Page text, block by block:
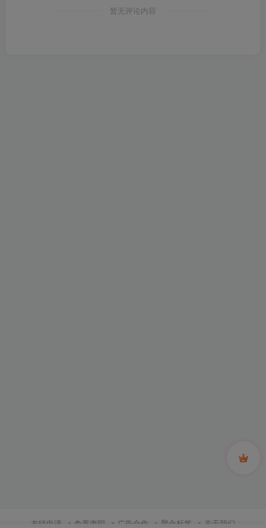
暂无评论内容
友链申请 免责声明 广告合作 聚合标签 关于我们